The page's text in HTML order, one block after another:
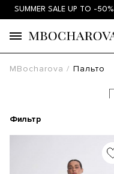
SUMMER SALE UP TO -50%
MBocharova Пальто
Фильтр